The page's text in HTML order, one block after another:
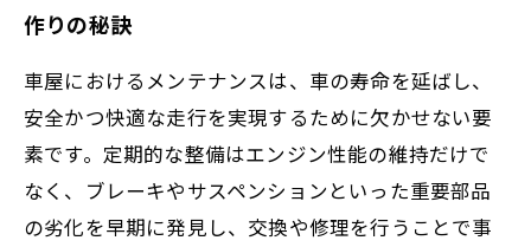
作りの秘訣
車屋におけるメンテナンスは、車の寿命を延ばし、
安全かつ快適な走行を実現するために欠かせない要
素です。定期的な整備はエンジン性能の維持だけで
なく、ブレーキやサスペンションといった重要部品
の劣化を早期に発見し、交換や修理を行うことで事